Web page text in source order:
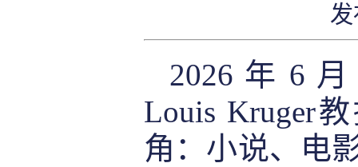
2026 年 6
Louis Kruger
角：小说、电